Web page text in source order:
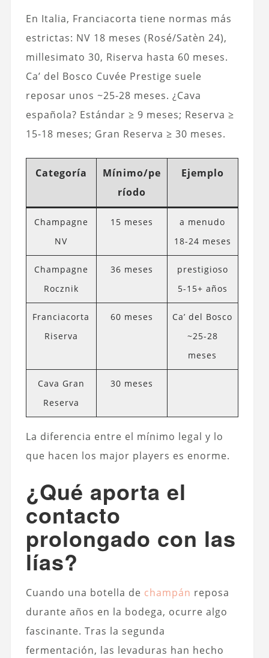
En Italia, Franciacorta tiene normas más
estrictas: NV 18 meses (Rosé/Satèn 24),
millesimato 30, Riserva hasta 60 meses.
Ca’ del Bosco Cuvée Prestige suele
reposar unos ~25-28 meses. ¿Cava
española? Estándar ≥ 9 meses; Reserva ≥
15-18 meses; Gran Reserva ≥ 30 meses.
Categoría
Mínimo/pe
ríodo
Ejemplo
Champagne
NV
15 meses
a menudo
18-24 meses
Champagne
Rocznik
36 meses
prestigioso
5-15+ años
Franciacorta
Riserva
60 meses
Ca’ del Bosco
~25-28
meses
Cava Gran
Reserva
30 meses
La diferencia entre el mínimo legal y lo
que hacen los major players es enorme.
¿Qué aporta el
contacto
prolongado con las
lías?
Cuando una botella de champán reposa
durante años en la bodega, ocurre algo
fascinante. Tras la segunda
fermentación, las levaduras han hecho